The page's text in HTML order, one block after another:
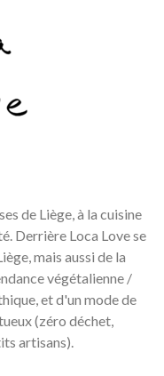
de Liège, à la cuisine
Derrière Loca Love se
mais aussi de la
végétalienne /
et d'un mode de
(zéro déchet,
artisans).